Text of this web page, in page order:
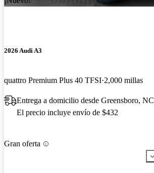
2026 Audi A3
quattro Premium Plus 40 TFSI 2,000 millas
Entrega a domicilio desde Greensboro, NC
El precio incluye envío de $432
Gran oferta